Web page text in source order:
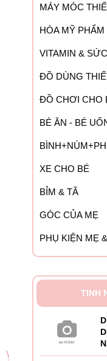
MÁY MÓC
HÓA MỸ PHẨM
VITAMIN &
ĐỒ DÙNG
ĐỒ CHƠI CHO
BÉ ĂN - BÉ
XE CHO BÉ
BỈM & TÃ
GÓC CỦA MẸ
PHỤ KIỆN MẸ
TINH